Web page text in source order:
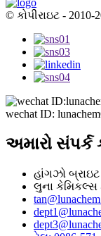
© કોપીરાઇટ - 2010-
wechat ID:
અમારો સંપર્ક
હાંગઝો બ્રાઇટ
લુના કેમિકલ્સ